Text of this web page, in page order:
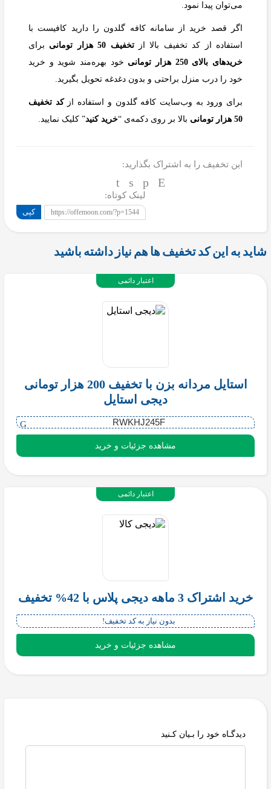
می‌توان پیدا نمود.
اگر قصد خرید از سامانه کافه گلدون را دارید کافیست با
استفاده از کد تخفیف بالا ازتخفیف 50 هزار تومانی
برای
خریدهای بالای 250 هزار تومانی
خود بهره‌مند شوید و خرید
خود را درب منزل براحتی و بدون دغدغه تحویل بگیرید.
برای ورود به وب‌سایت کافه گلدون و استفاده ازکد تخفیف
50 هزار تومانی
بالا بر روی دکمه‌ی “خرید کنید” کلیک نمایید.
این تخفیف را به اشتراک بگذارید:
لینک کوتاه:
https://offemoon.com/?p=1544 کپی
شاید به این کد تخفیف ها هم نیاز داشته باشید
استایل مردانه بزن با تخفیف 200 هزار تومانی
دیجی استایل
RWKHJ245F
مشاهده جزئیات و خرید
اعتبار دائمی
خرید اشتراک 3 ماهه دیجی پلاس با 42% تخفیف
بدون نیاز به کد تخفیف!
مشاهده جزئیات و خرید
اعتبار دائمی
دیدگـاه خود را بـیان کـنید